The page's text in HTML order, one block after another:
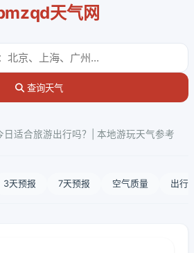
天气网
查询天气
日适合旅游出行吗？| 本地游玩天气参考
3天预报 7天预报 空气质量 出行